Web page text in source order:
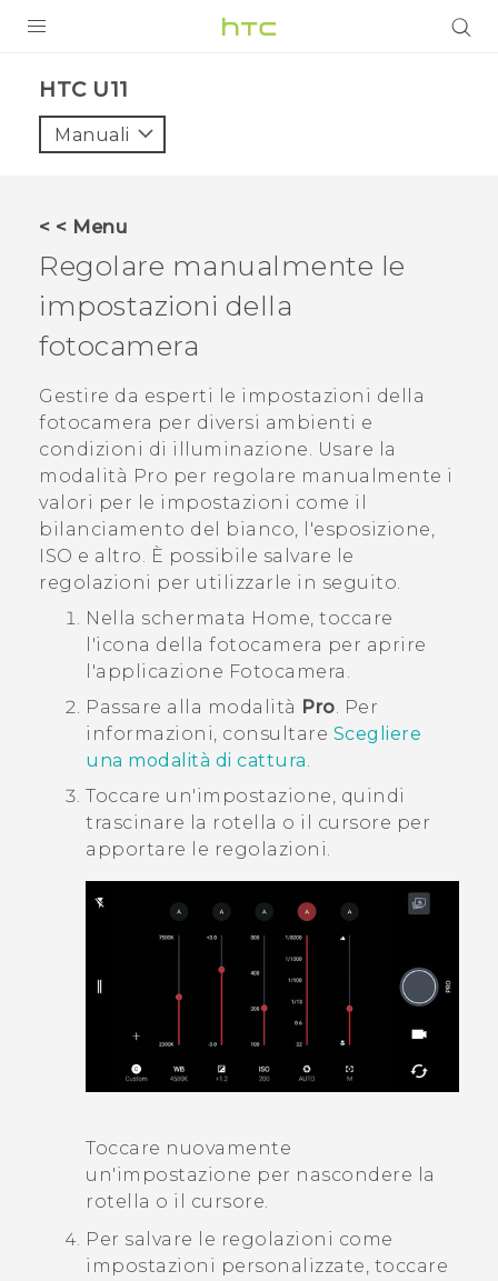
VIVE
VIVERSE
ASSISTENZA
Accessori e dispositivi HTC
Accesso
HTC U11‎
Manuali
< < Menu
Regolare manualmente le
impostazioni della
fotocamera
Gestire da esperti le impostazioni della
fotocamera per diversi ambienti e
condizioni di illuminazione. Usare la
modalità Pro per regolare manualmente i
valori per le impostazioni come il
bilanciamento del bianco, l'esposizione,
ISO e altro. È possibile salvare le
regolazioni per utilizzarle in seguito.
Nella schermata Home, toccare
l'icona della fotocamera per aprire
l'applicazione Fotocamera .
Passare alla modalità Pro. Per
informazioni, consultare Scegliere
una modalità di cattura.
Toccare un'impostazione, quindi
trascinare la rotella o il cursore per
apportare le regolazioni.
Toccare nuovamente
un'impostazione per nascondere la
rotella o il cursore.
Per salvare le regolazioni come
impostazioni personalizzate, toccare